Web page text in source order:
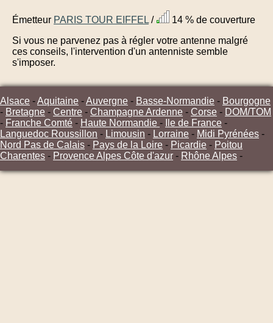
Émetteur PARIS TOUR EIFFEL /
14 % de couverture
Si vous ne parvenez pas à régler votre antenne malgré
ces conseils, l'intervention d'un antenniste semble
s'imposer.
Alsace -Aquitaine -Auvergne - Basse-Normandie - Bourgogne
- Bretagne - Centre - Champagne Ardenne - Corse - DOM/TOM
- Franche Comté - Haute Normandie - Ile de France -
Languedoc Roussillon - Limousin - Lorraine - Midi Pyrénées -
Nord Pas de Calais - Pays de la Loire - Picardie - Poitou
Charentes - Provence Alpes Côte d'azur - Rhône Alpes -